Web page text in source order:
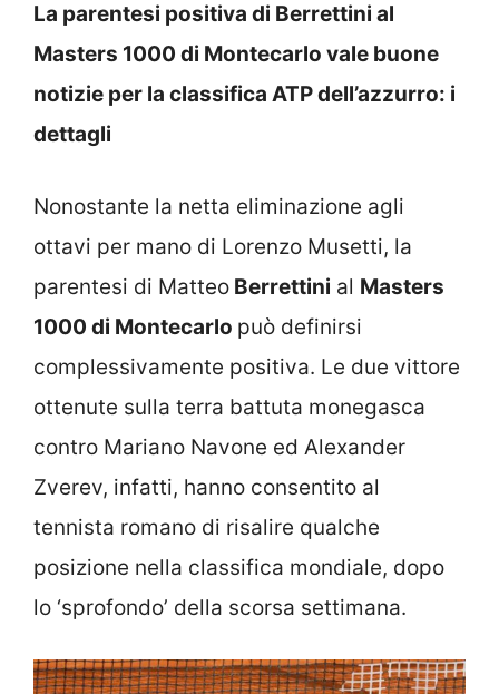
La parentesi positiva di Berrettini al
Masters 1000 di Montecarlo vale buone
notizie per la classifica ATP dell’azzurro: i
dettagli
Nonostante la netta eliminazione agli
ottavi per mano di Lorenzo Musetti, la
parentesi di Matteo Berrettini al Masters
1000 di Montecarlo può definirsi
complessivamente positiva. Le due vittore
ottenute sulla terra battuta monegasca
contro Mariano Navone ed Alexander
Zverev, infatti, hanno consentito al
tennista romano di risalire qualche
posizione nella classifica mondiale, dopo
lo ‘sprofondo’ della scorsa settimana.